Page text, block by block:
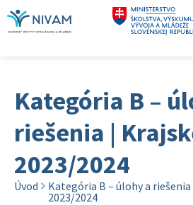
Kategória B –
riešenia |
2023/2024
Úvod
Kategória B – úlohy a
2023/2024